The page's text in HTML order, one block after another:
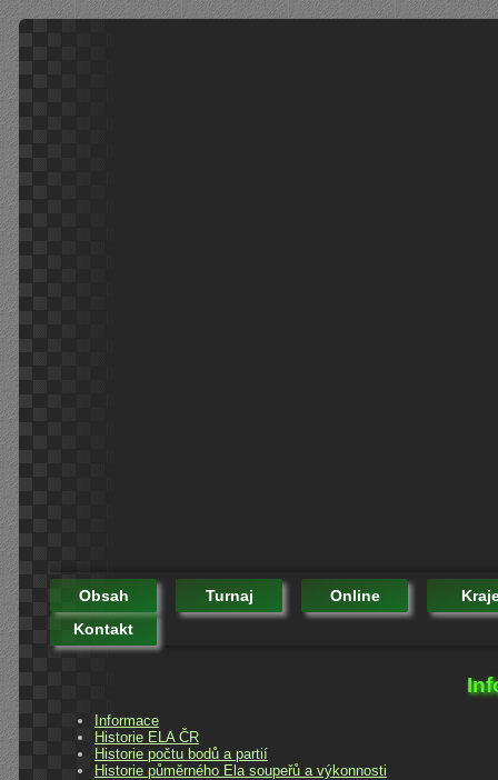
Obsah Turnaj Online
Kontakt
Informace
Historie ELA ČR
Historie počtu bodů a partií
Historie půměrného Ela soupeřů a výkonnosti